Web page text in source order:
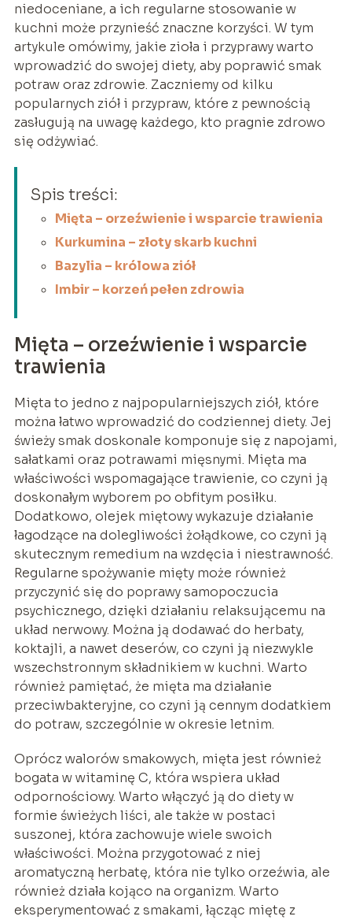
niedoceniane, a ich regularne stosowanie w
kuchni może przynieść znaczne korzyści. W tym
artykule omówimy, jakie zioła i przyprawy warto
wprowadzić do swojej diety, aby poprawić smak
potraw oraz zdrowie. Zaczniemy od kilku
popularnych ziół i przypraw, które z pewnością
zasługują na uwagę każdego, kto pragnie zdrowo
się odżywiać.
Spis treści:
Mięta – orzeźwienie i wsparcie trawienia
Kurkumina – złoty skarb kuchni
Bazylia – królowa ziół
Imbir – korzeń pełen zdrowia
Mięta – orzeźwienie i wsparcie
trawienia
Mięta to jedno z najpopularniejszych ziół, które
można łatwo wprowadzić do codziennej diety. Jej
świeży smak doskonale komponuje się z napojami,
sałatkami oraz potrawami mięsnymi. Mięta ma
właściwości wspomagające trawienie, co czyni ją
doskonałym wyborem po obfitym posiłku.
Dodatkowo, olejek miętowy wykazuje działanie
łagodzące na dolegliwości żołądkowe, co czyni ją
skutecznym remedium na wzdęcia i niestrawność.
Regularne spożywanie mięty może również
przyczynić się do poprawy samopoczucia
psychicznego, dzięki działaniu relaksującemu na
układ nerwowy. Można ją dodawać do herbaty,
koktajli, a nawet deserów, co czyni ją niezwykle
wszechstronnym składnikiem w kuchni. Warto
również pamiętać, że mięta ma działanie
przeciwbakteryjne, co czyni ją cennym dodatkiem
do potraw, szczególnie w okresie letnim.
Oprócz walorów smakowych, mięta jest również
bogata w witaminę C, która wspiera układ
odpornościowy. Warto włączyć ją do diety w
formie świeżych liści, ale także w postaci
suszonej, która zachowuje wiele swoich
właściwości. Można przygotować z niej
aromatyczną herbatę, która nie tylko orzeźwia, ale
również działa kojąco na organizm. Warto
eksperymentować z smakami, łącząc miętę z